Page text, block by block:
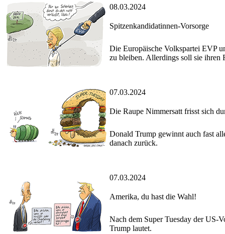
08.03.2024
Spitzenkandidatinnen-Vorsorge
Die Europäische Volkspartei EVP
zu bleiben. Allerdings soll sie ihren
07.03.2024
Die Raupe Nimmersatt frisst sich
Donald Trump gewinnt auch fast
danach zurück.
07.03.2024
Amerika, du hast die Wahl!
Nach dem Super Tuesday der US-
Trump lautet.